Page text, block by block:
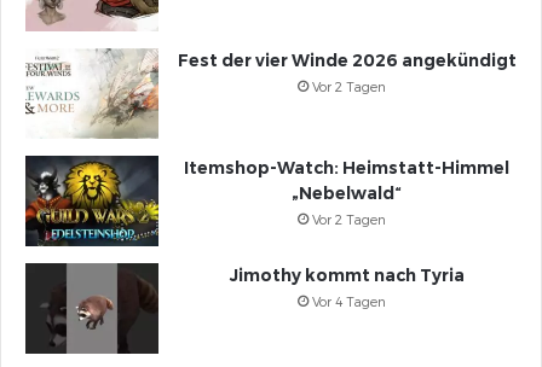
Fest der vier Winde 2026 angekündigt
Vor 2 Tagen
Itemshop-Watch: Heimstatt-Himmel
„Nebelwald“
Vor 2 Tagen
Jimothy kommt nach Tyria
Vor 4 Tagen